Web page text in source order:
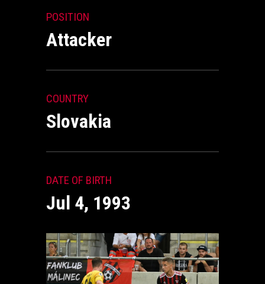
POSITION
Attacker
COUNTRY
Slovakia
DATE OF BIRTH
Jul 4, 1993